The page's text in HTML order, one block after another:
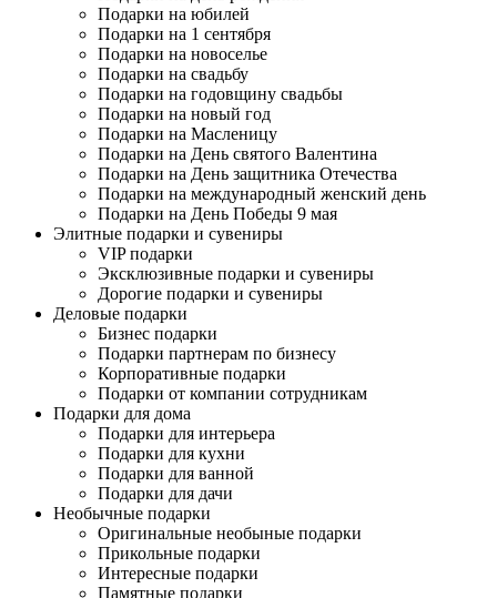
Подарки на юбилей
Подарки на 1 сентября
Подарки на новоселье
Подарки на свадьбу
Подарки на годовщину свадьбы
Подарки на новый год
Подарки на Масленицу
Подарки на День святого Валентина
Подарки на День защитника Отечества
Подарки на международный женский день
Подарки на День Победы 9 мая
Элитные подарки и сувениры
VIP подарки
Эксклюзивные подарки и сувениры
Дорогие подарки и сувениры
Деловые подарки
Бизнес подарки
Подарки партнерам по бизнесу
Корпоративные подарки
Подарки от компании сотрудникам
Подарки для дома
Подарки для интерьера
Подарки для кухни
Подарки для ванной
Подарки для дачи
Необычные подарки
Оригинальные необыные подарки
Прикольные подарки
Интересные подарки
Памятные подарки